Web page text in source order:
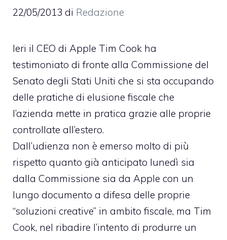
22/05/2013 di Redazione
Ieri il CEO di Apple Tim Cook ha
testimoniato di fronte alla Commissione del
Senato degli Stati Uniti che si sta occupando
delle pratiche di elusione fiscale che
l’azienda mette in pratica grazie alle proprie
controllate all’estero.
Dall’udienza non è emerso molto di più
rispetto quanto già anticipato lunedì sia
dalla Commissione sia da Apple con un
lungo documento a difesa delle proprie
“soluzioni creative” in ambito fiscale, ma Tim
Cook, nel ribadire l’intento di produrre un